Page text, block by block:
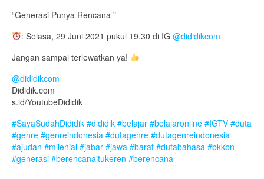
“Generasi Punya Rencana ”
: Selasa, 29 Juni 2021 pukul 19.30 di IG @dididikcom
Jangan sampai terlewatkan ya!
@dididikcom
Dididik.com
s.id/YoutubeDididik
#SayaSudahDididik #dididik #belajar #belajaronline #IGTV #duta
#genre #genreindonesia #dutagenre #dutagenreindonesia
#ajudan #milenial #jabar #jawa #barat #dutabahasa #bkkbn
#generasi #berencanaitukeren #berencana